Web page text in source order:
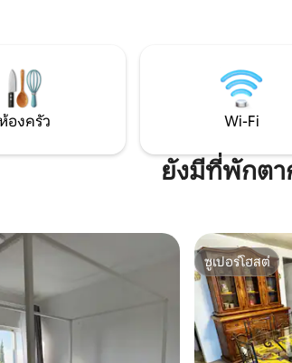
องครัว Wi-Fi
ยังมีที่พักตา
ซูเปอร์โฮสต์
ซูเปอร์โฮสต์